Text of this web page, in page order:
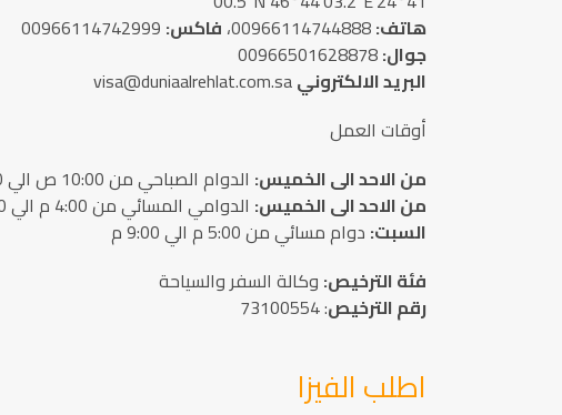
هاتف:
فاكس:
جوال:
البريد الالكتروني
أوقات العمل
من الاحد الى الخميس: الدوام الصباحي من 10:00 ص الي 12:00 ظهرا
من الاحد الى الخميس: الدوامي المسائي من 4:00 م الي 10:00 م
السبت: دوام مسائي من 5:00 م الي 9:00 م
فئة الترخيص: وﻛﺎﻟﺔ اﻟﺴﻔﺮ واﻟﺴﻴﺎﺣﺔ
رﻗﻢ الترخيص: 73100554
اطلب الفيزا